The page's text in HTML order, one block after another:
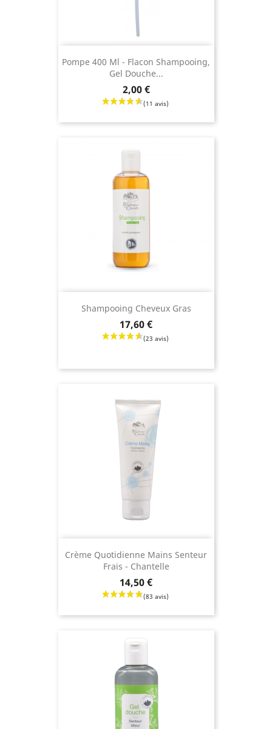
Pompe 400 Ml - Flacon Shampooing,
Gel Douche...
2,00 €
Shampooing Cheveux Gras
17,60 €
Crème Quotidienne Mains Senteur
Frais - Chantelle
14,50 €